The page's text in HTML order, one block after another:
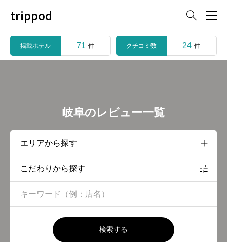
trippod 
掲載ホテル 71 件 クチコミ数 24 件
岐阜のレビュー一覧
こだわりから探す
検索する